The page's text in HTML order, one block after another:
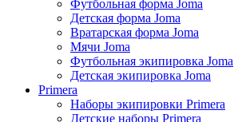
Футбольная форма Joma
Детская форма Joma
Вратарская форма Joma
Мячи Joma
Футбольная экипировка Joma
Детская экипировка Joma
Primera
Наборы экипировки Primera
Детские наборы Primera